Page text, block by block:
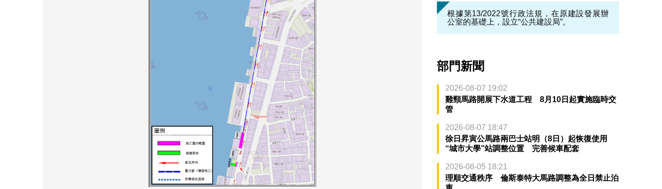
根據第13/2022號行政法規，在原建設發展辦
公室的基礎上，設立“公共建設局”。
部門新聞
2026-08-07 19:02
雞頸馬路開展下水道工程 8月10日起實施臨時交
管
2026-08-07 18:47
徐日昇寅公馬路兩巴士站明（8日）起恢復使用
“城市大學”站調整位置 完善候車配套
2026-08-05 18:21
理順交通秩序 倫斯泰特大馬路調整為全日禁止泊